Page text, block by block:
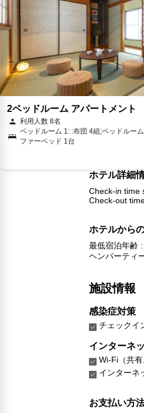
2ベッドルーム アパートメント
利用人数 8名
ベッドルーム 1: :布団 4組;ベッドルー
ファーベッド 1台
ホテル詳細
Check-in time
Check-out
ホテルから
最低宿泊年齢
ヘンパーティ
施設情報
感染症対策
チェックイ
インターネ
Wi-Fi（共有
インターネ
お支払い方